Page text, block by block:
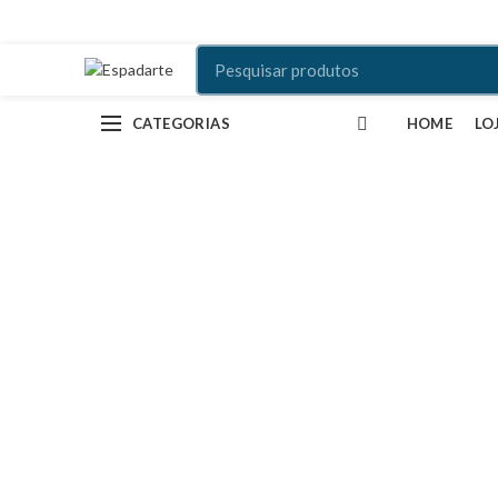
CATEGORIAS HOME